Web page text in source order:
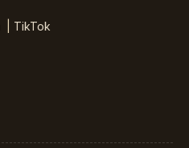
TikTok